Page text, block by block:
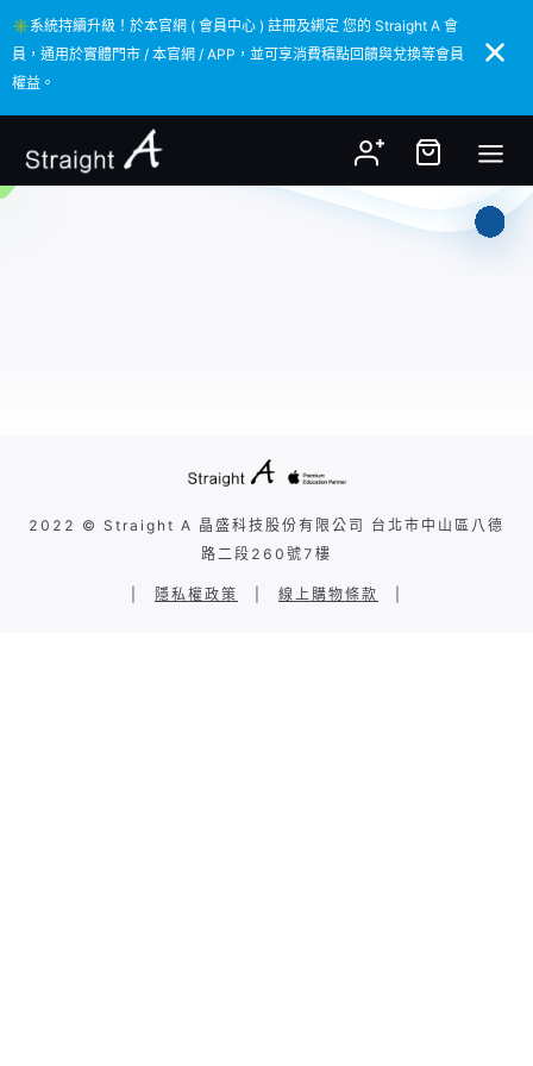
✳️系統持續升級！於本官網 ( 會員中心 ) 註冊及綁定 您的 Straight A 會
員，通用於實體門市 / 本官網 / APP，並可享消費積點回饋與兌換等會員
權益。
✳️系統持續升級！於本官網 ( 會員中心 ) 註冊及綁定 您的 Straight A 會
員，通用於實體門市 / 本官網 / APP，並可享消費積點回饋與兌換等會員
權益。
2022 © Straight A 晶盛科技股份有限公司 台北市中山區八德
路二段260號7樓
隱私權政策 線上購物條款